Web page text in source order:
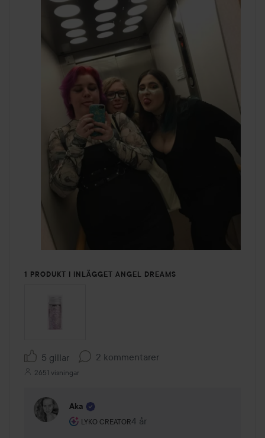
1 PRODUKT I INLÄGGET ANGEL DREAMS
5 gillar 2 kommentarer
2651 visningar
Aka
LYKO CREATOR
Användarens roll: Lyko Creator.
4 år
Kommentaren lades 4 år